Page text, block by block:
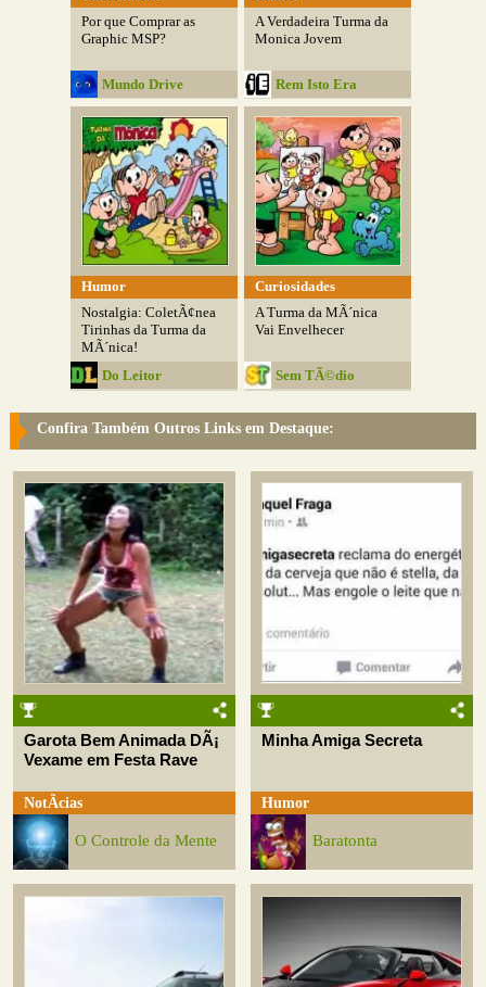
Por que Comprar as
Graphic MSP?
Mundo Drive
A Verdadeira Turma da
Monica Jovem
Rem Isto Era
Humor
Nostalgia: ColetÃ¢nea
Tirinhas da Turma da
MÃ´nica!
Do Leitor
Curiosidades
A Turma da MÃ´nica
Vai Envelhecer
Sem TÃ©dio
Confira Também Outros Links em Destaque:
Garota Bem Animada DÃ¡
Vexame em Festa Rave
NotÃ­cias
O Controle da Mente
Minha Amiga Secreta
Humor
Baratonta